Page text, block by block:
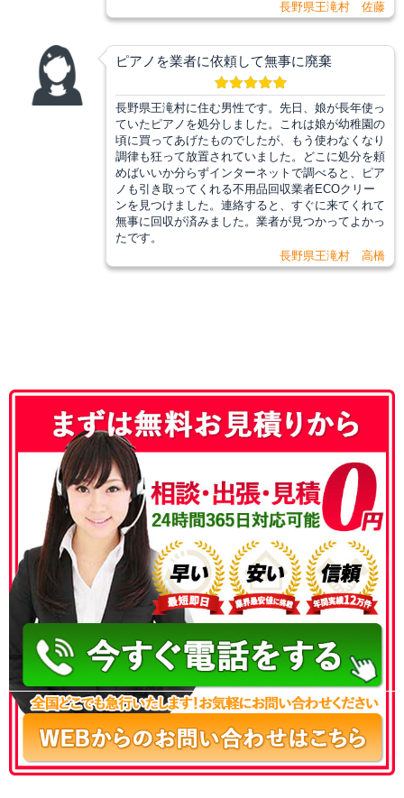
長野県王滝村 佐藤
ピアノを業者に依頼して無事に廃棄
長野県王滝村に住む男性です。先日、娘が長年使っ
ていたピアノを処分しました。これは娘が幼稚園の
頃に買ってあげたものでしたが、もう使わなくなり
調律も狂って放置されていました。どこに処分を頼
めばいいか分らずインターネットで調べると、ピア
ノも引き取ってくれる不用品回収業者ECOクリー
ンを見つけました。連絡すると、すぐに来てくれて
無事に回収が済みました。業者が見つかってよかっ
たです。
長野県王滝村 高橋
050-3186-4780